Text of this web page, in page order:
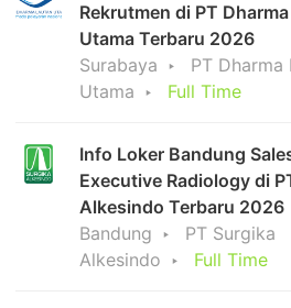
Rekrutmen di PT
Utama Terbaru 2026
Surabaya
PT Dharma
Utama
Full Time
Info Loker Bandung
Executive Radiology di
Alkesindo Terbaru 2026
Bandung
PT Surgika
Alkesindo
Full Time